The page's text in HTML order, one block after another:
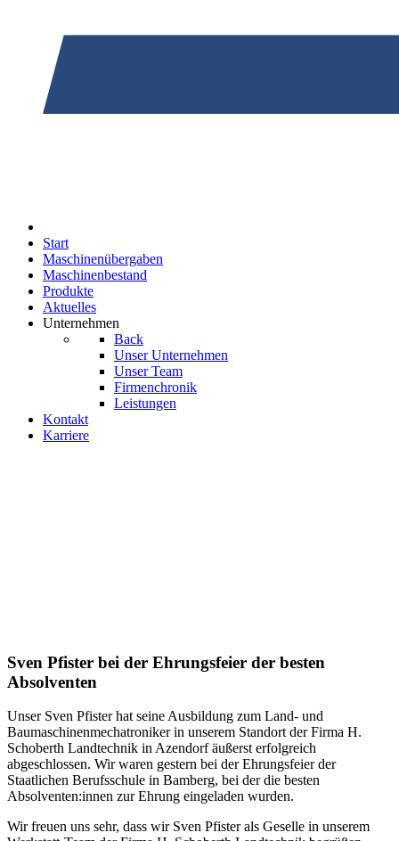
Start
Maschinenübergaben
Maschinenbestand
Produkte
Aktuelles
Unternehmen
Back
Unser Unternehmen
Unser Team
Firmenchronik
Leistungen
Kontakt
Karriere
Sven Pfister bei der Ehrungsfeier der besten
Absolventen
Unser Sven Pfister hat seine Ausbildung zum Land- und
Baumaschinenmechatroniker in unserem Standort der Firma H.
Schoberth Landtechnik in Azendorf äußerst erfolgreich
abgeschlossen. Wir waren gestern bei der Ehrungsfeier der
Staatlichen Berufsschule in Bamberg, bei der die besten
Absolventen:innen zur Ehrung eingeladen wurden.
Wir freuen uns sehr, dass wir Sven Pfister als Geselle in unserem